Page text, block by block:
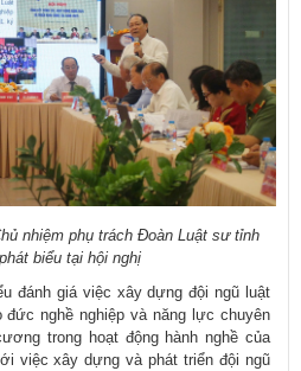
nhiệm phụ trách Đoàn Luật sư tỉnh
biểu tại hội nghị
giá việc xây dựng đội ngũ luật
nghề nghiệp và năng lực chuyên
trong hoạt động hành nghề của
việc xây dựng và phát triển đội ngũ